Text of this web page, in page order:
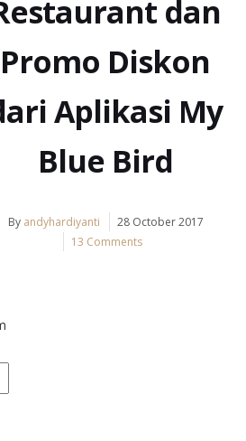
dan
Promo Diskon
Aplikasi My
Blue Bird
By andyhardiyanti
28 October 2017
13 Comments